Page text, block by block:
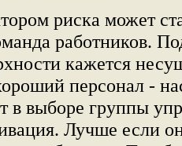
риска может
работников.
кажется
персонал -
выборе группы
Лучше если